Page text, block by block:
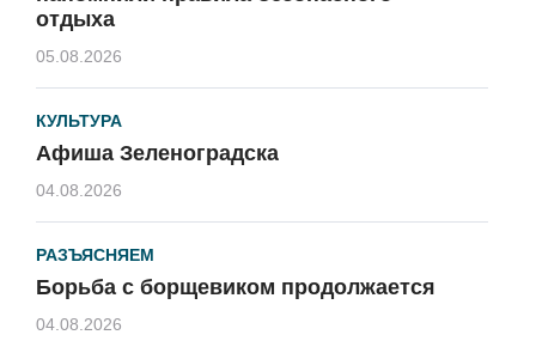
отдыха
05.08.2026
КУЛЬТУРА
Афиша Зеленоградска
04.08.2026
РАЗЪЯСНЯЕМ
Борьба с борщевиком продолжается
04.08.2026